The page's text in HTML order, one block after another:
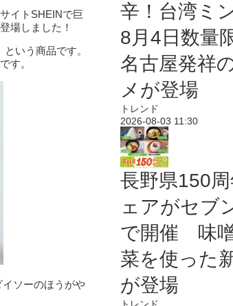
イトSHEINで巨
場しました！
いう商品です。
す。
ソーのほうがや
辛！台湾ミ
8月4日数量
名古屋発祥
メが登場
トレンド
2026-08-03 11:30
長野県150
ェアがセブ
で開催 味
菜を使った
が登場